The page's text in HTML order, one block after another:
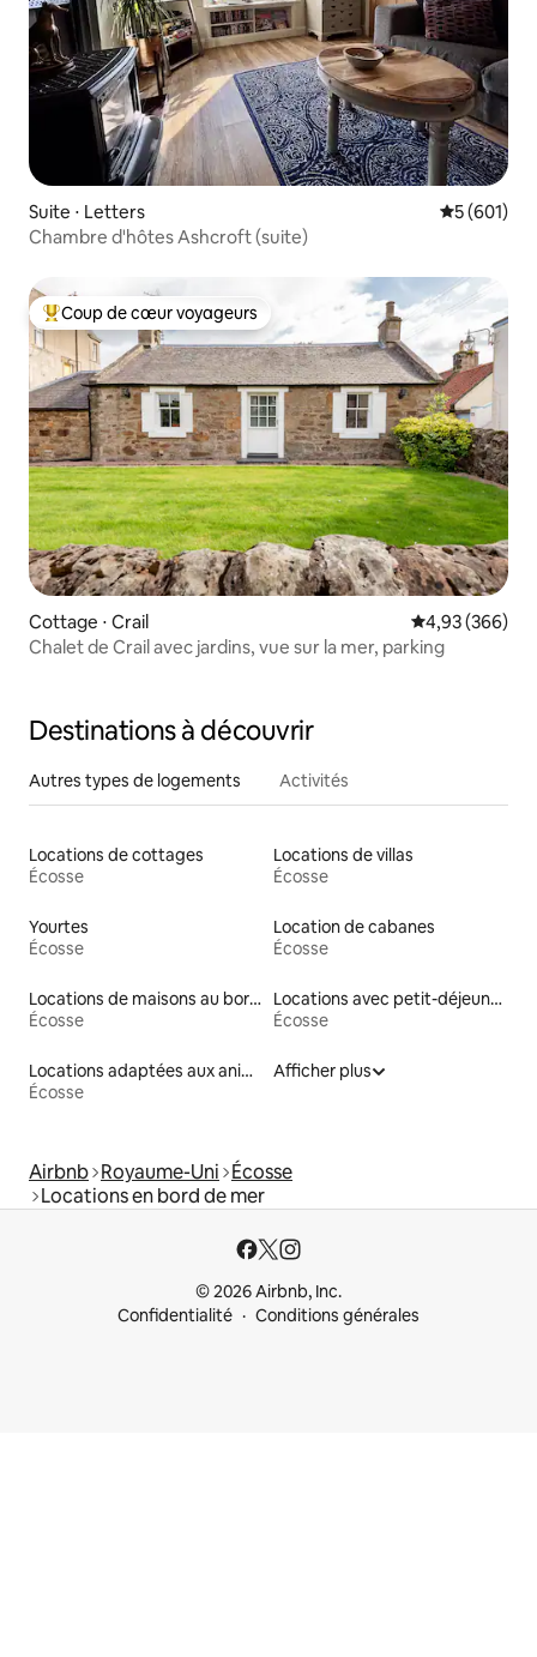
Suite ⋅ Letters Évaluation
5 (601)
Chambre d'hôtes Ashcroft (suite)
Coups de cœur voyageurs les plus appréciés
Coup de cœur voyageurs
Cottage ⋅ Crail Évaluation
4,93 (366)
Chalet de Crail avec jardins, vue sur la mer, parking
Destinations à découvrir
Autres types de logements Activités
Locations de cottages
Écosse
Locations de villas
Écosse
Yourtes
Écosse
Location de cabanes
Écosse
Locations de maisons au bord d'un lac
Écosse
Locations avec petit-déjeuner
Écosse
Locations adaptées aux animaux
Écosse
Afficher plus
Airbnb Royaume-Uni Écosse
Locations en bord de mer
© 2026 Airbnb, Inc.
Confidentialité
Conditions générales